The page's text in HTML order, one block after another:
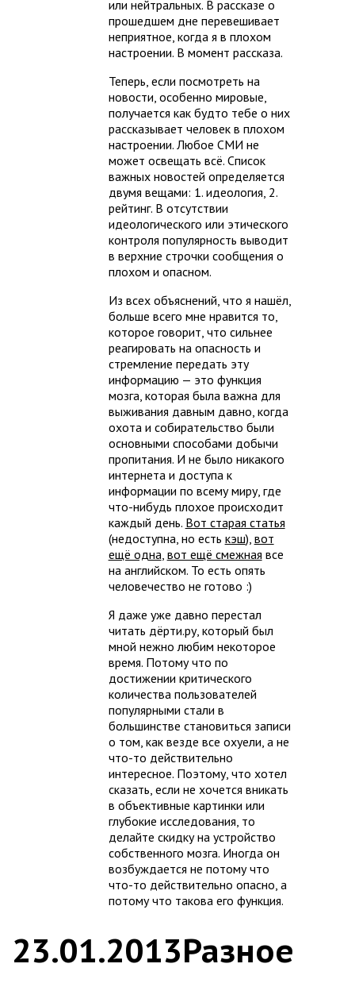
или нейтральных. В рассказе о
прошедшем дне перевешивает
неприятное, когда я в плохом
настроении. В момент рассказа.
Теперь, если посмотреть на
новости, особенно мировые,
получается как будто тебе о них
рассказывает человек в плохом
настроении. Любое СМИ не
может освещать всё. Список
важных новостей определяется
двумя вещами: 1. идеология, 2.
рейтинг. В отсутствии
идеологического или этического
контроля популярность выводит
в верхние строчки сообщения о
плохом и опасном.
Из всех объяснений, что я нашёл,
больше всего мне нравится то,
которое говорит, что сильнее
реагировать на опасность и
стремление передать эту
информацию — это функция
мозга, которая была важна для
выживания давным давно, когда
охота и собирательство были
основными способами добычи
пропитания. И не было никакого
интернета и доступа к
информации по всему миру, где
что-нибудь плохое происходит
каждый день. Вот старая статья
(недоступна, но есть кэш), вот
ещё одна, вот ещё смежная все
на английском. То есть опять
человечество не готово :)
Я даже уже давно перестал
читать дёрти.ру, который был
мной нежно любим некоторое
время. Потому что по
достижении критического
количества пользователей
популярными стали в
большинстве становиться записи
о том, как везде все охуели, а не
что-то действительно
интересное. Поэтому, что хотел
сказать, если не хочется вникать
в объективные картинки или
глубокие исследования, то
делайте скидку на устройство
собственного мозга. Иногда он
возбуждается не потому что
что-то действительно опасно, а
потому что такова его функция.
23.01.2013Разное